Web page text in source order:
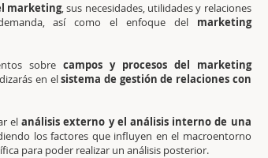
marketing, sus necesidades, utilidades y relaciones
así como el enfoque delmarketing
sobre campos y procesos del marketing
en elsistema de gestión de relaciones con
elanálisis externo y el análisis interno de una
los factores que influyen en el macroentorno
para poder realizar un análisis posterior.